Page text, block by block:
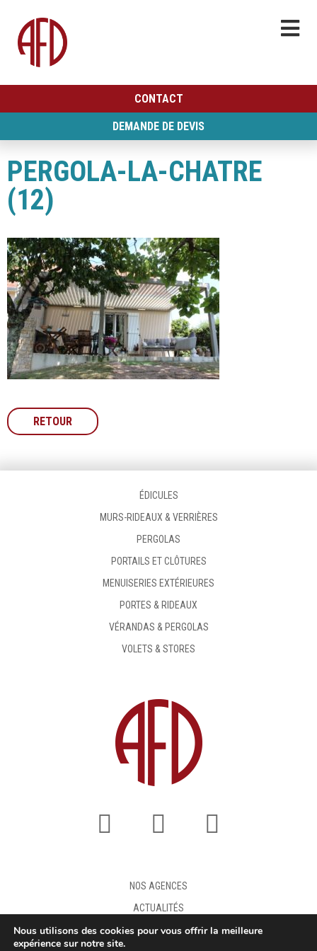
CONTACT
DEMANDE DE DEVIS
PERGOLA-LA-CHATRE
(12)
RETOUR
ÉDICULES
MURS-RIDEAUX & VERRIÈRES
PERGOLAS
PORTAILS ET CLÔTURES
MENUISERIES EXTÉRIEURES
PORTES & RIDEAUX
VÉRANDAS & PERGOLAS
VOLETS & STORES
NOS AGENCES
ACTUALITÉS
FAQ
Nous utilisons des cookies pour vous offrir la meilleure
expérience sur notre site.